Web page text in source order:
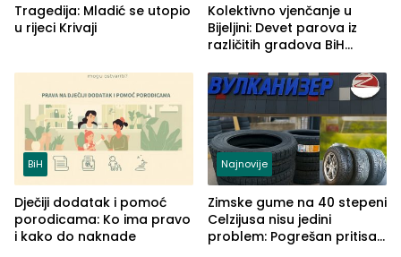
Tragedija: Mladić se utopio
u rijeci Krivaji
Kolektivno vjenčanje u
Bijeljini: Devet parova iz
različitih gradova BiH
BiH
Dječiji dodatak i pomoć
porodicama: Ko ima pravo
i kako do naknade
Najnovije
Zimske gume na 40 stepeni
Celzijusa nisu jedini
problem: Pogrešan pritisak